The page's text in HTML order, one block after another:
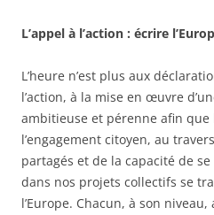
L’appel à l’action : écrire
L’heure n’est plus aux
l’action, à la mise en œuvre
ambitieuse et pérenne afin que
l’engagement citoyen, au
partagés et de la capacité de
dans nos projets collectifs se
l’Europe. Chacun, à son